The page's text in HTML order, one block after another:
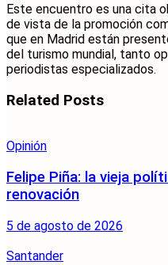
Este encuentro es una cita
de vista de la promoción
que en Madrid están
del turismo mundial, tanto
periodistas especializados.
Related Posts
Opinión
Felipe Piña: la vieja
renovación
5 de agosto de 2026
Santander